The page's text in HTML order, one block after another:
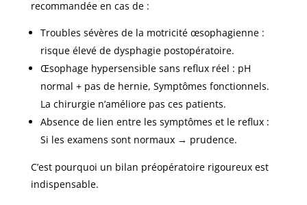
recommandée en cas de :
Troubles sévères de la motricité œsophagienne :
risque élevé de dysphagie postopératoire.
Œsophage hypersensible sans reflux réel : pH
normal + pas de hernie, Symptômes fonctionnels.
La chirurgie n’améliore pas ces patients.
Absence de lien entre les symptômes et le reflux :
Si les examens sont normaux → prudence.
C’est pourquoi un bilan préopératoire rigoureux est
indispensable.